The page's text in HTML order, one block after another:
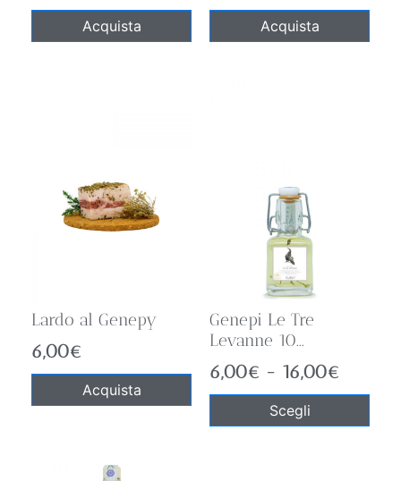
Acquista Acquista
Lardo al Genepy
6,00€
Acquista
Genepi Le Tre
Levanne 10...
6,00€ - 16,00€
Scegli